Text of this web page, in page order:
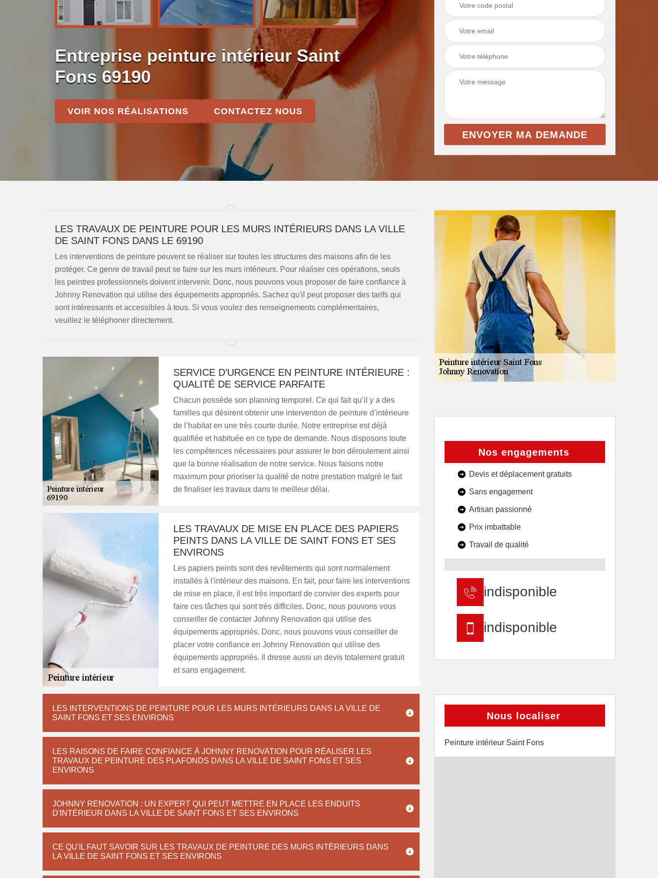
Entreprise peinture intérieur Saint
Fons 69190
VOIR NOS RÉALISATIONS CONTACTEZ NOUS
LES TRAVAUX DE PEINTURE POUR LES MURS INTÉRIEURS DANS LA VILLE
DE SAINT FONS DANS LE 69190
Les interventions de peinture peuvent se réaliser sur toutes les structures des maisons afin de les
protéger. Ce genre de travail peut se faire sur les murs intérieurs. Pour réaliser ces opérations, seuls
les peintres professionnels doivent intervenir. Donc, nous pouvons vous proposer de faire confiance à
Johnny Renovation qui utilise des équipements appropriés. Sachez qu'il peut proposer des tarifs qui
sont intéressants et accessibles à tous. Si vous voulez des renseignements complémentaires,
veuillez le téléphoner directement.
SERVICE D’URGENCE EN PEINTURE INTÉRIEURE :
QUALITÉ DE SERVICE PARFAITE
Chacun possède son planning temporel. Ce qui fait qu’il y a des
familles qui désirent obtenir une intervention de peinture d’intérieure
de l’habitat en une très courte durée. Notre entreprise est déjà
qualifiée et habituée en ce type de demande. Nous disposons toute
les compétences nécessaires pour assurer le bon déroulement ainsi
que la bonne réalisation de notre service. Nous faisons notre
maximum pour prioriser la qualité de notre prestation malgré le fait
de finaliser les travaux dans le meilleur délai.
LES TRAVAUX DE MISE EN PLACE DES PAPIERS
PEINTS DANS LA VILLE DE SAINT FONS ET SES
ENVIRONS
Les papiers peints sont des revêtements qui sont normalement
installés à l'intérieur des maisons. En fait, pour faire les interventions
de mise en place, il est très important de convier des experts pour
faire ces tâches qui sont très difficiles. Donc, nous pouvons vous
conseiller de contacter Johnny Renovation qui utilise des
équipements appropriés. Donc, nous pouvons vous conseiller de
placer votre confiance en Johnny Renovation qui utilise des
équipements appropriés. Il dresse aussi un devis totalement gratuit
et sans engagement.
LES INTERVENTIONS DE PEINTURE POUR LES MURS INTÉRIEURS DANS LA VILLE DE
SAINT FONS ET SES ENVIRONS
LES RAISONS DE FAIRE CONFIANCE À JOHNNY RENOVATION POUR RÉALISER LES
TRAVAUX DE PEINTURE DES PLAFONDS DANS LA VILLE DE SAINT FONS ET SES
ENVIRONS
JOHNNY RENOVATION : UN EXPERT QUI PEUT METTRE EN PLACE LES ENDUITS
D'INTÉRIEUR DANS LA VILLE DE SAINT FONS ET SES ENVIRONS
CE QU'IL FAUT SAVOIR SUR LES TRAVAUX DE PEINTURE DES MURS INTÉRIEURS DANS
LA VILLE DE SAINT FONS ET SES ENVIRONS
Nos engagements
Devis et déplacement gratuits
Sans engagement
Artisan passionné
Prix imbattable
Travail de qualité
indisponible
indisponible
Nous localiser
Peinture intérieur Saint Fons